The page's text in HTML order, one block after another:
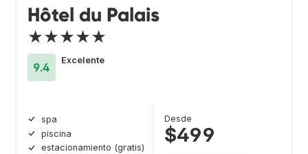
Hôtel du Palais
★★★★★
9.4
Excelente
spa
piscina
estacionamiento (gratis)
Desde
$499